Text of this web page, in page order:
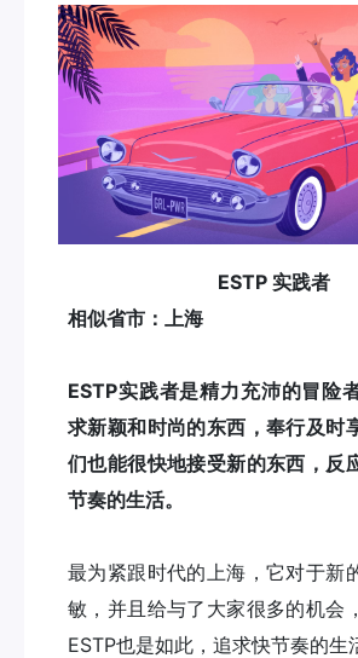
ESTP 实践者
相似省市：上海
ESTP实践者是精力充沛的冒险
求新颖和时尚的东西，奉行及时
们也能很快地接受新的东西，反
节奏的生活。
最为紧跟时代的上海，它对于新
敏，并且给与了大家很多的机会
ESTP也是如此，追求快节奏的生